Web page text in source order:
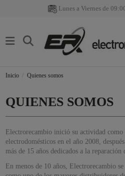
Lunes a Viernes de
Inicio Quienes somos
QUIENES SOMOS
Electrorecambio inició su actividad
electrodomésticos en el año 2008,
más de 15 años dedicados a la reparación
En menos de 10 años, Electrorecambio